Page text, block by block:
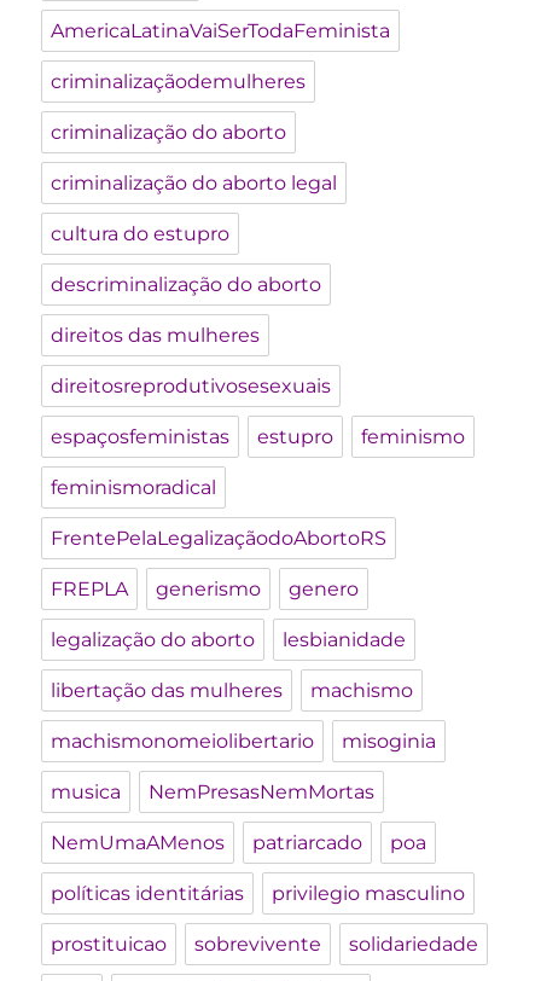
AmericaLatinaVaiSerTodaFeminista
criminalizaçãodemulheres
criminalização do aborto
criminalização do aborto legal
cultura do estupro
descriminalização do aborto
direitos das mulheres
direitosreprodutivosesexuais
espaçosfeministas estupro feminismo
feminismoradical
FrentePelaLegalizaçãodoAbortoRS
FREPLA generismo genero
legalização do aborto lesbianidade
libertação das mulheres machismo
machismonomeiolibertario misoginia
musica NemPresasNemMortas
NemUmaAMenos patriarcado poa
políticas identitárias privilegio masculino
prostituicao sobrevivente solidariedade